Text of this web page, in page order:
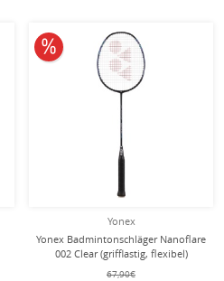
Yonex
Yonex Badmintonschläger Nanoflare
002 Clear (grifflastig, flexibel)
schwarz - besaitet -
67,90€
10% reduziert